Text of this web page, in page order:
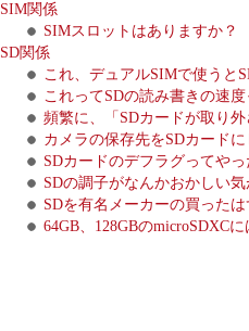
SIM関係
SIMスロットはありますか？
SD関係
これ、デュアルSIMで使うと
これってSDの読み書きの速
頻繁に、「SDカードが取り
カメラの保存先をSDカード
SDカードのデフラグってや
SDの調子がなんかおかしい
SDを有名メーカーの買った
64GB、128GBのmicroSDXC